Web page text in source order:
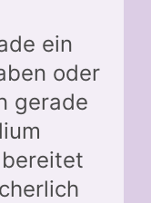
ein
oder
gerade